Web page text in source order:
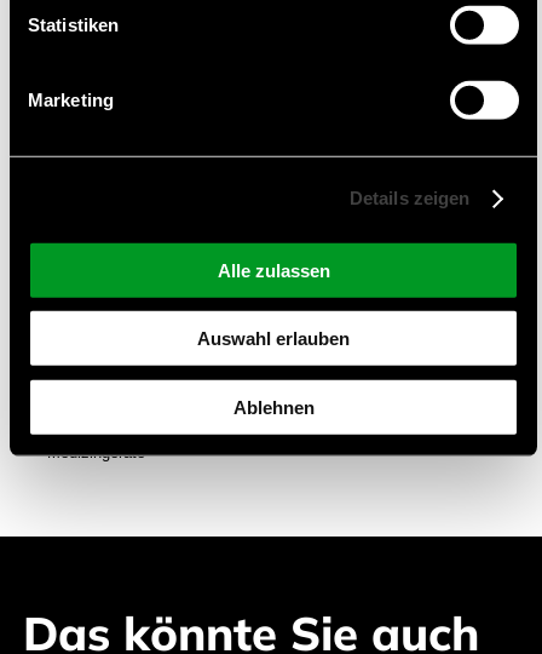
Statistiken
Marketing
Details zeigen
Alle zulassen
Auswahl erlauben
Ablehnen
genießt. Veco ist eine taiwanesische Firma und wurde im Jahre 1981
Anwendungen
Automotive
Medizingeräte
Das könnte Sie auch